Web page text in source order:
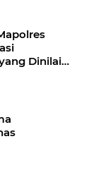
Dinilai